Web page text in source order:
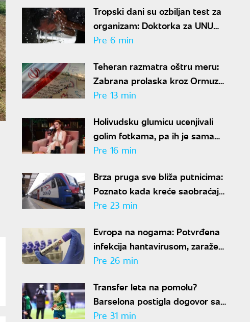
Tropski dani su ozbiljan test za
organizam: Doktorka za UNU
otkriva ko je najugorženiji i kako
Pre 6 min
Teheran razmatra oštru meru:
Zabrana prolaska kroz Ormuz
za "neprijateljske" brodove
Pre 13 min
Holivudsku glumicu ucenjivali
golim fotkama, pa ih je sama
objavila: Reagovao i FBI
Pre 16 min
Brza pruga sve bliža putnicima:
Poznato kada kreće saobraćaj
između Beograda i Budimpešte
Pre 23 min
Evropa na nogama: Potvrđena
infekcija hantavirusom, zaraženi
turista stavljen u izolaciju
Pre 26 min
Transfer leta na pomolu?
Barselona postigla dogovor sa
Rodrijem
Pre 31 min